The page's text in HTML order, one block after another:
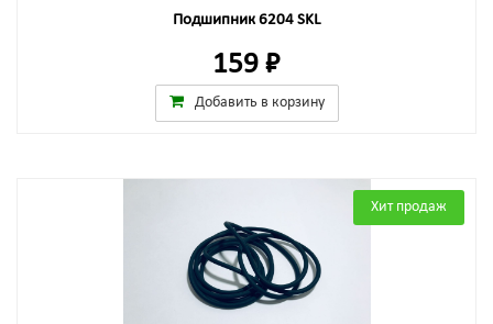
Подшипник 6204 SKL
159 ₽
Добавить в корзину
Хит продаж